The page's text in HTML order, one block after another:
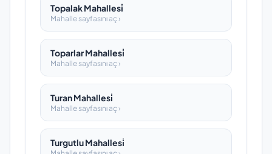
Topalak Mahallesi̇
Mahalle sayfasını aç ›
Toparlar Mahallesi̇
Mahalle sayfasını aç ›
Turan Mahallesi̇
Mahalle sayfasını aç ›
Turgutlu Mahallesi̇